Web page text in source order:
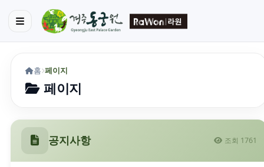
홈 페이지
페이지
공지사항 조회 1761